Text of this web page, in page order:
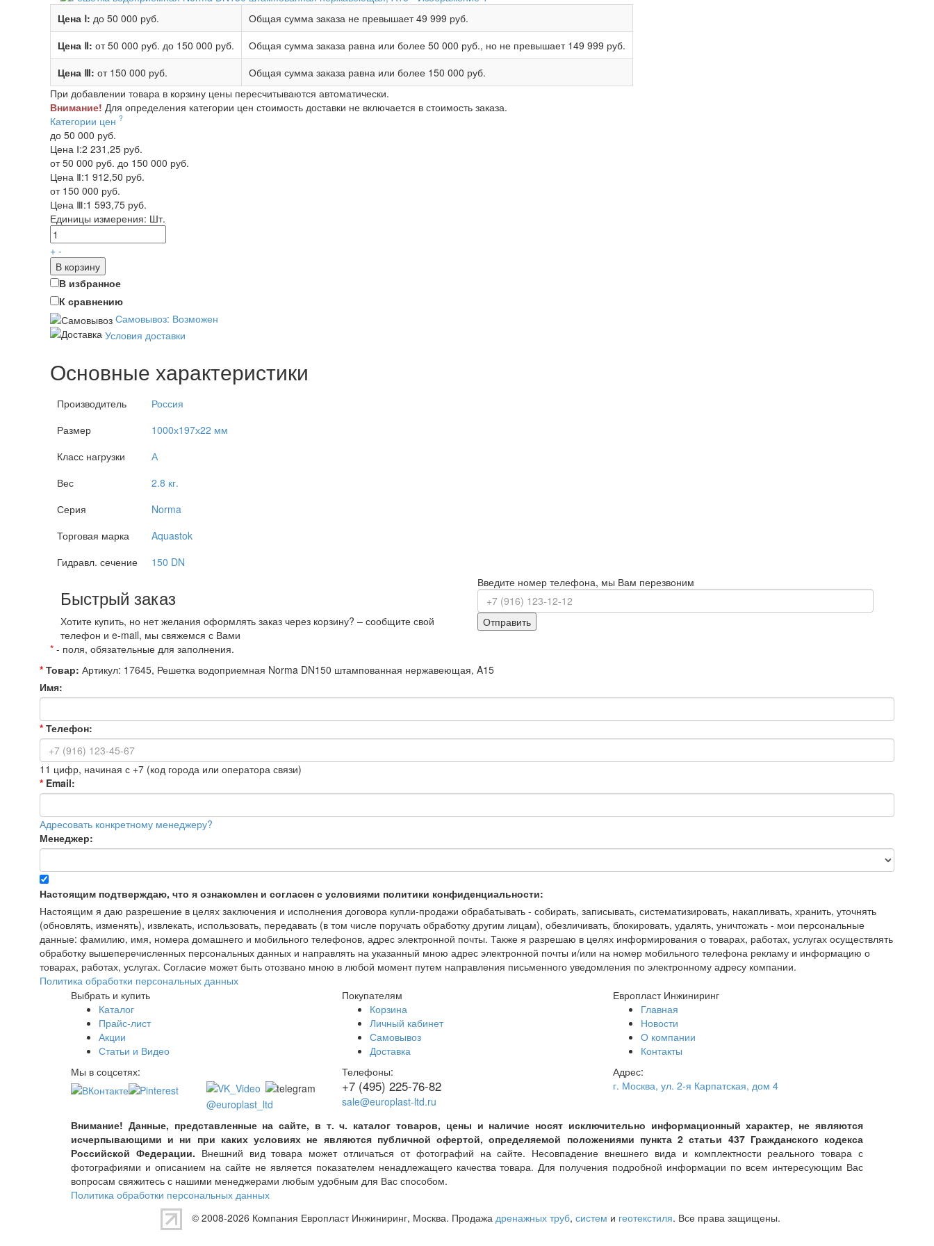
Цена Ⅰ: до 50 000 руб. Общая сумма заказа не превышает49 999 руб.
Цена Ⅱ: от 50 000 руб. до 150 000 руб. Общая сумма заказа равна или более 50 000 руб., но не превышает 149 999 руб.
Цена Ⅲ: от 150 000 руб. Общая сумма заказа равна или более 150 000 руб.
При добавлении товара в корзину цены пересчитываются автоматически.
Внимание! Для определения категории цен стоимость доставки не включается в стоимость заказа.
Категории цен ?
до 50 000 руб.
Цена Ⅰ:2 231,25 руб.
от 50 000 руб. до 150 000 руб.
Цена Ⅱ:1 912,50 руб.
от 150 000 руб.
Цена Ⅲ:1 593,75 руб.
Единицы измерения: Шт.
+ -
В корзину
В избранное
К сравнению
Самовывоз: Возможен
Условия доставки
Основные характеристики
Производитель
Россия
Размер
1000х197х22 мм
Класс нагрузки
А
Вес
2.8 кг.
Серия
Norma
Торговая марка
Aquastok
Гидравл. сечение
150 DN
Быстрый заказ
Хотите купить, но нет желания оформлять заказ через корзину? – сообщите свой
телефон и e-mail, мы свяжемся с Вами
Введите номер телефона, мы Вам перезвоним
Отправить
* - поля, обязательные для заполнения.
* Товар: Артикул: 17645, Решетка водоприемная Norma DN150 штампованная нержавеющая, A15
Имя:
* Телефон:
11 цифр, начиная с +7 (код города или оператора связи)
* Email:
Адресовать конкретному менеджеру?
Менеджер:
Настоящим подтверждаю, что я ознакомлен и согласен с условиями политики конфиденциальности:
Настоящим я даю разрешение в целях заключения и исполнения договора купли-продажи обрабатывать - собирать, записывать, систематизировать, накапливать, хранить, уточнять
(обновлять, изменять), извлекать, использовать, передавать (в том числе поручать обработку другим лицам), обезличивать, блокировать, удалять, уничтожать - мои персональные
данные: фамилию, имя, номера домашнего и мобильного телефонов, адрес электронной почты. Также я разрешаю в целях информирования о товарах, работах, услугах осуществлять
обработку вышеперечисленных персональных данных и направлять на указанный мною адрес электронной почты и/или на номер мобильного телефона рекламу и информацию о
товарах, работах, услугах. Согласие может быть отозвано мною в любой момент путем направления письменного уведомления по электронному адресу компании.
Политика обработки персональных данных
Выбрать и купить
Каталог
Прайс-лист
Акции
Статьи и Видео
Покупателям
Корзина
Личный кабинет
Самовывоз
Доставка
Европласт Инжиниринг
Главная
Новости
О компании
Контакты
Мы в соцсетях:
@europlast_ltd
Телефоны:
+7 (495) 225-76-82
sale@europlast-ltd.ru
Адрес:
г. Москва, ул. 2-я Карпатская, дом 4
Внимание! Данные, представленные на сайте, в т. ч. каталог товаров, цены и наличие носят исключительно информационный характер, не являются
исчерпывающими и ни при каких условиях не являются публичной офертой, определяемой положениями пункта 2 статьи 437 Гражданского кодекса
Российской Федерации. Внешний вид товара может отличаться от фотографий на сайте. Несовпадение внешнего вида и комплектности реального товара с
фотографиями и описанием на сайте не является показателем ненадлежащего качества товара. Для получения подробной информации по всем интересующим Вас
вопросам свяжитесь с нашими менеджерами любым удобным для Вас способом.
Политика обработки персональных данных
© 2008-2026 Компания Европласт Инжиниринг, Москва. Продажа дренажных труб, систем и геотекстиля. Все права защищены.